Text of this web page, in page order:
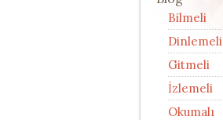
Bilmeli
Dinlemeli
Gitmeli
İzlemeli
Okumalı